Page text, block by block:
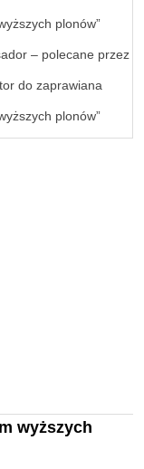
plonów”
– polecane przez
do zaprawiana
plonów”
wyższych